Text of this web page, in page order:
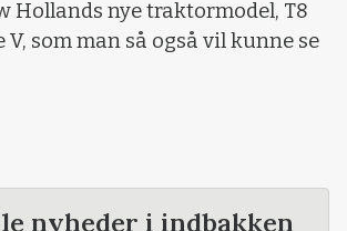
Hollands nye traktormodel, T8
V, som man så også vil kunne se
nyheder i indbakken